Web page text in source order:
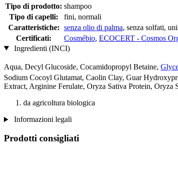
Tipo di prodotto: shampoo
Tipo di capelli:
fini, normali
Caratteristiche: senza olio di palma, senza solfati,
Certificati:
Cosmébio, ECOCERT - Cosmos
Ingredienti (INCI)
Aqua, Decyl Glucoside, Cocamidopropyl Betaine,
Sodium Cocoyl Glutamat, Caolin Clay, Guar
Extract, Arginine Ferulate, Oryza Sativa Protein,
da agricoltura biologica
Informazioni legali
Prodotti consigliati